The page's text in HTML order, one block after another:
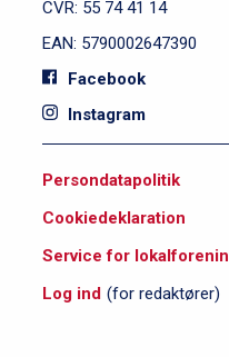
CVR: 55 74 41 14
EAN: 5790002647390
Facebook
Instagram
i
d
e
f
Persondatapolitik
Cookiedeklaration
Service for
Log ind (for redaktører)